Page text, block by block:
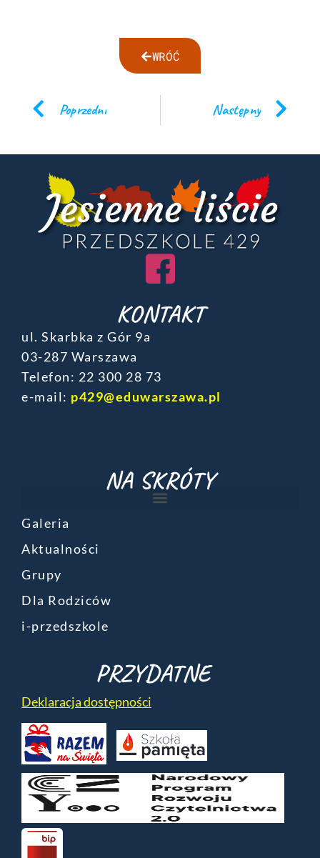
WRÓĆ
Poprzedni Następny
KONTAKT
ul. Skarbka z Gór 9a
03-287 Warszawa
Telefon: ‎22 300 28 73
e-mail: p429@eduwarszawa.pl
NA SKRÓTY
Galeria
Aktualności
Grupy
Dla Rodziców
i-przedszkole
PRZYDATNE
Deklaracja dostępności